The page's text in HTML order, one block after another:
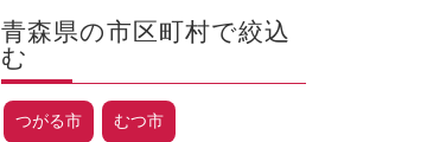
青森県の市区町村で絞込
む
つがる市 むつ市